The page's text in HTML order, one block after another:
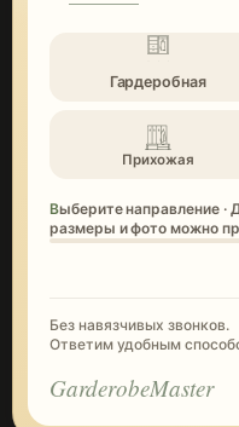
Гардеробная
Прихожая
Выберите направление · Дальше 5 коротких вопросов ·
размеры и фото можно
Без навязчивых звонков.
Ответим удобным
GarderobeMaster